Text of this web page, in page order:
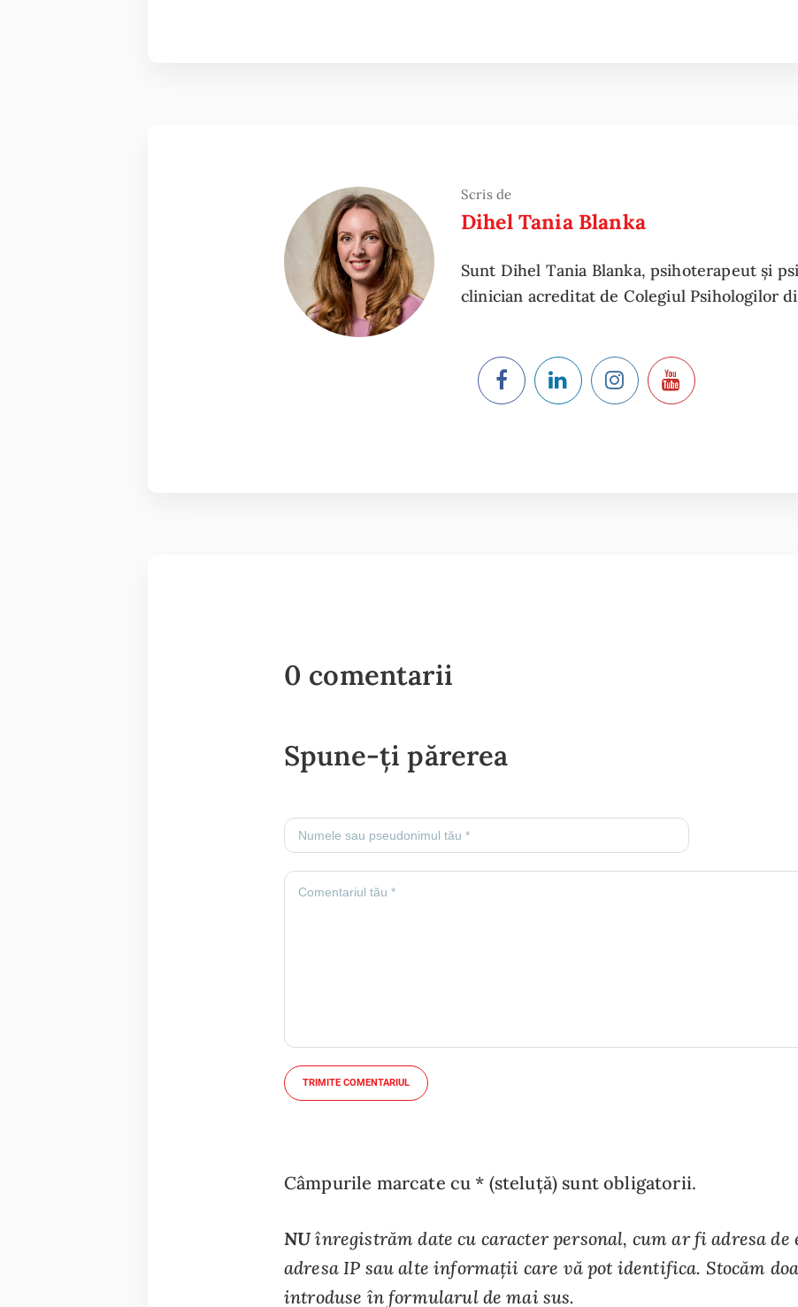
Scris de
Dihel Tania Blanka
Sunt Dihel Tania Blanka, psihoterapeut și
clinician acreditat de Colegiul Psihologilor
0 comentarii
Spune-ți părerea
TRIMITE COMENTARIUL
Câmpurile marcate cu * (steluță) sunt obligatorii.
NUînregistrăm date cu caracter personal, cum ar fi adresa de
adresa IP sau alte informații care vă pot identifica. Stocăm
introduse în formularul de mai sus.